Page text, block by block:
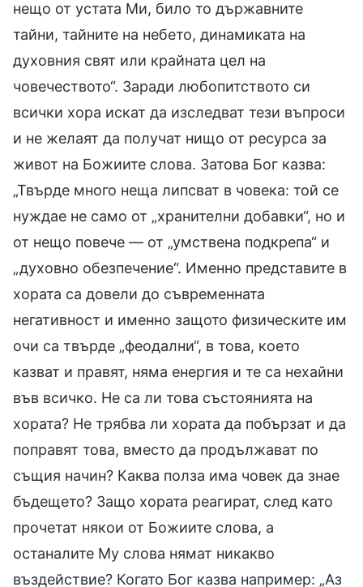
нещо от устата Ми, било то държавните
тайни, тайните на небето, динамиката на
духовния свят или крайната цел на
човечеството“. Заради любопитството си
всички хора искат да изследват тези въпроси
и не желаят да получат нищо от ресурса за
живот на Божиите слова. Затова Бог казва:
„Твърде много неща липсват в човека: той се
нуждае не само от „хранителни добавки“, но и
от нещо повече — от „умствена подкрепа“ и
„духовно обезпечение“. Именно представите в
хората са довели до съвременната
негативност и именно защото физическите им
очи са твърде „феодални“, в това, което
казват и правят, няма енергия и те са нехайни
във всичко. Не са ли това състоянията на
хората? Не трябва ли хората да побързат и да
поправят това, вместо да продължават по
същия начин? Каква полза има човек да знае
бъдещето? Защо хората реагират, след като
прочетат някои от Божиите слова, а
останалите Му слова нямат никакво
въздействие? Когато Бог казва например: „Аз